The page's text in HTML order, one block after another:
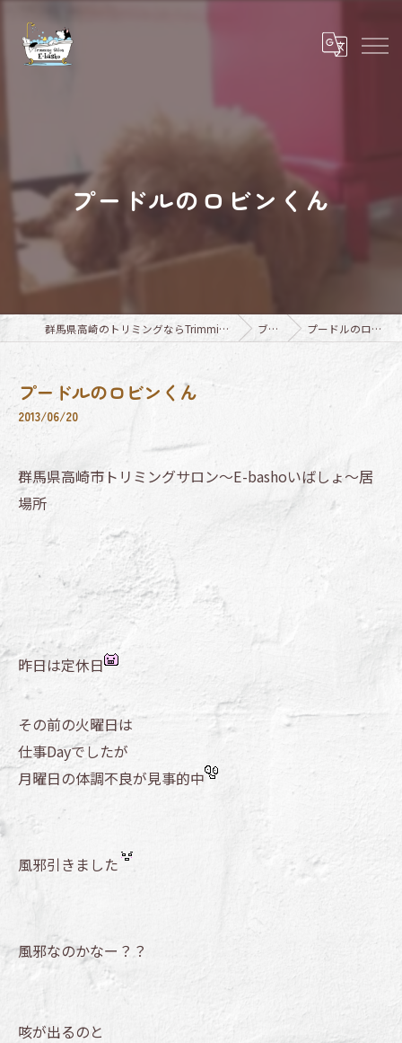
プードルのロビンくん
群馬県高崎のトリミングならTrimming Salon E-basho ブログ プードルのロビンくん
プードルのロビンくん
2013/06/20
群馬県高崎市トリミングサロン～E-bashoいばしょ～居
場所
昨日は定休日
その前の火曜日は
仕事Dayでしたが
月曜日の体調不良が見事的中
風邪引きました
風邪なのかなー？？
咳が出るのと